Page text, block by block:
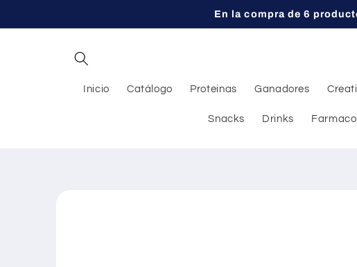
al contenido
En la compra de 6
Inicio Catálogo Proteinas Ganadores
Snacks Drinks